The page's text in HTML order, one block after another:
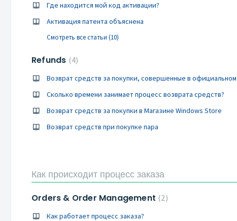
Где находится мой код активации?
Активация патента объяснена
Смотреть все статьи (10)
Refunds 4
Сколько времени занимает процесс возврата средств?
Возврат средств за покупки в Магазине Windows Store
Возврат средств при покупке пара
Как происходит процесс заказа
Orders & Order Management 2
Как работает процесс заказа?